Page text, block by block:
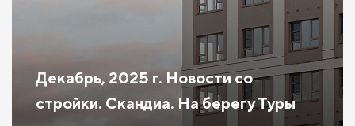
Декабрь, 2025 г. Новости со
стройки. Скандиа. На берегу Туры